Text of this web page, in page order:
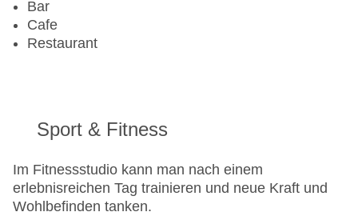
Bar
Cafe
Restaurant
Sport & Fitness
Im Fitnessstudio kann man nach einem
erlebnisreichen Tag trainieren und neue Kraft und
Wohlbefinden tanken.